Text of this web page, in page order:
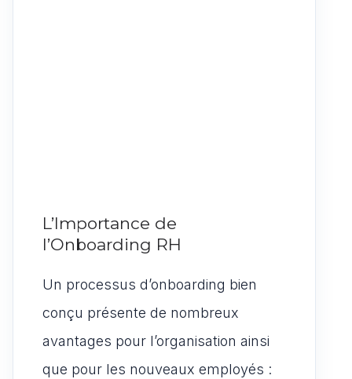
L’Importance de
l’Onboarding RH
Un processus d’onboarding bien
conçu présente de nombreux
avantages pour l’organisation ainsi
que pour les nouveaux employés :